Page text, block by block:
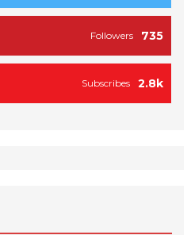
735
Followers
2.8k
Subscribes